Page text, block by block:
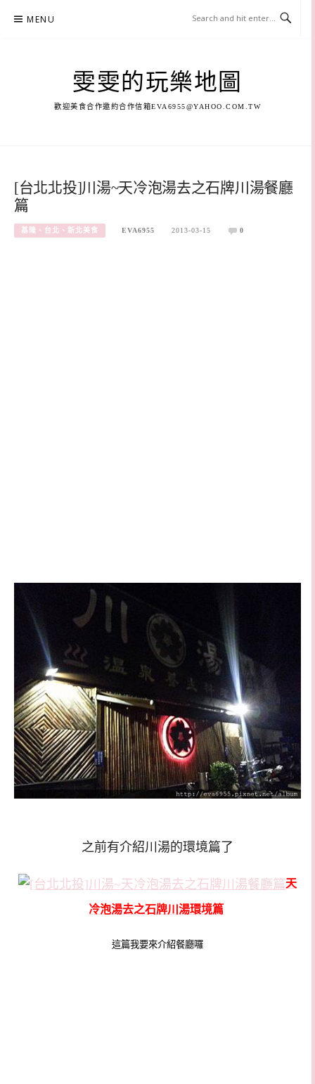
MENU
雯雯的玩樂地圖
歡迎美食合作邀約合作信箱EVA6955@YAHOO.COM.TW
[台北北投]川湯~天冷泡湯去之石牌川湯餐廳
篇
基隆、台北、新北美食 EVA6955 2013-03-15 0
之前有介紹川湯的環境篇了
天
冷泡湯去之石牌川湯環境篇
這篇我要來介紹餐廳囉